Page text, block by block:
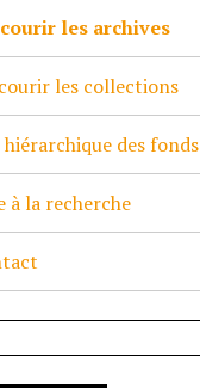
les archives
les collections
hiérarchique des fonds
à la recherche